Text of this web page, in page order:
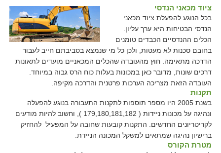
ציוד מכאני הנדסי
בכל הנוגע להפעלת ציוד מכאני
הנדסי הבטיחות היא ערך עליון.
הכלים ההנדסיים הכבדים טומנים
בחובם סכנות לא מעטות, ולכן כל מי שנמצא בסביבתם חייב לעבור
הדרכה מתאימה. חוץ מהעובדה שהכלים המכאניים מועדים לתאונות
דרכים שונות, מדובר כאן במכונות בעלות כוח הרס גבוה במיוחד.
העובדה הזאת מצריכה הערכות פרטנית והדרכה מקיפה.
תקנות
בשנת 2005 היו מספר תוספות לתקנות התעבורה בנוגע להפעלה
ונהיגה על מכונות ניידות ( 179,180,181,182 ), וחשוב להיות מודעים
לקריטריונים החדשים. התקנות קובעות שחובה על המפעיל להחזיק
ברישיון נהיגה שמתאים למשקל המכונה הניידת.
מטרת הקורס